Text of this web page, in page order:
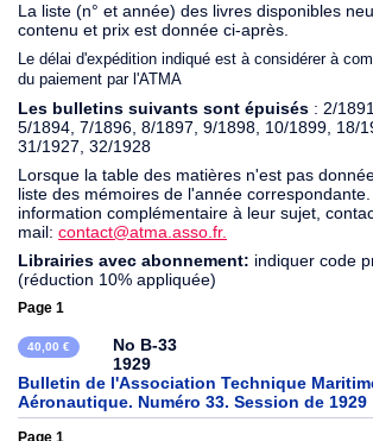
La liste (n° et année) des livres disponibles
contenu et prix est donnée ci-après.
Le délai d'expédition indiqué est à considérer à
du paiement par l'ATMA
Les bulletins suivants sont épuisés : 2/
5/1894, 7/1896, 8/1897, 9/1898, 10/1899, 18/
31/1927, 32/1928
Lorsque la table des matières n'est pas
liste des mémoires de l'année
information complémentaire à leur sujet,
mail: contact@atma.asso.fr.
Librairies avec abonnement: indiquer code
(réduction 10% appliquée)
Page 1
40,00 €
No B-33
1929
Bulletin de l'Association Technique
Aéronautique. Numéro 33. Session de 1929
Page 1